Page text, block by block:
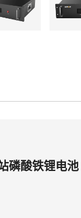
磷酸铁锂电池